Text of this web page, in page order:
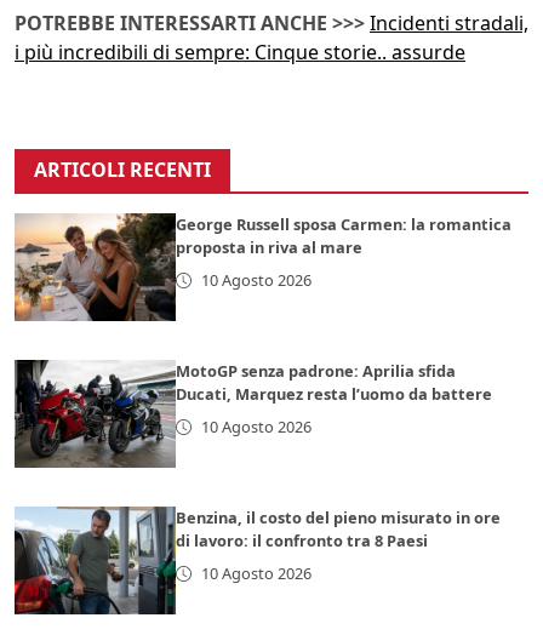
POTREBBE INTERESSARTI ANCHE >>>Incidenti stradali,
i più incredibili di sempre: Cinque storie.. assurde
ARTICOLI RECENTI
George Russell sposa Carmen: la romantica
proposta in riva al mare
10 Agosto 2026
MotoGP senza padrone: Aprilia sfida
Ducati, Marquez resta l’uomo da battere
10 Agosto 2026
Benzina, il costo del pieno misurato in ore
di lavoro: il confronto tra 8 Paesi
10 Agosto 2026